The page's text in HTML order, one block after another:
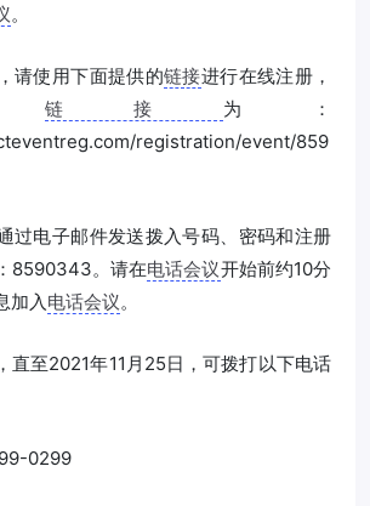
。
请使用下面提供的链接进行在线注册，
链接 为：
registration/event/859
过电子邮件发送拨入号码、密码和注册
8590343。请在电话会议开始前约10分
加入 电话会议。
直至2021年11月25日，可拨打以下电话
0299